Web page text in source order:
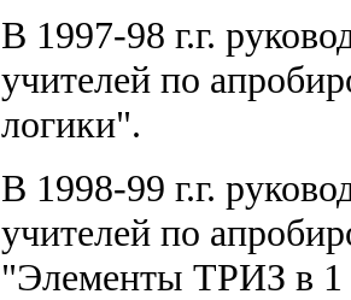
В 1997-98 г.г.
учителей по
логики".
В 1998-99 г.г.
учителей по
"Элементы ТРИЗ в 1